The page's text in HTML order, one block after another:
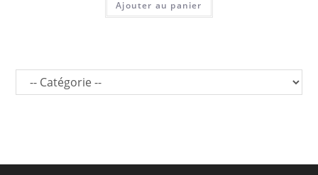
Ajouter au panier